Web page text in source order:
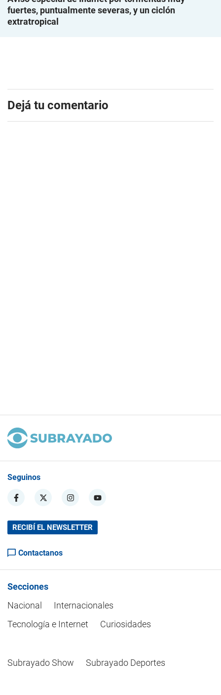
fuertes, puntualmente severas, y un ciclón
extratropical
Dejá tu comentario
Seguinos
RECIBÍ EL NEWSLETTER
Contactanos
Secciones
Nacional
Internacionales
Tecnología e Internet
Curiosidades
Subrayado Show Subrayado Deportes